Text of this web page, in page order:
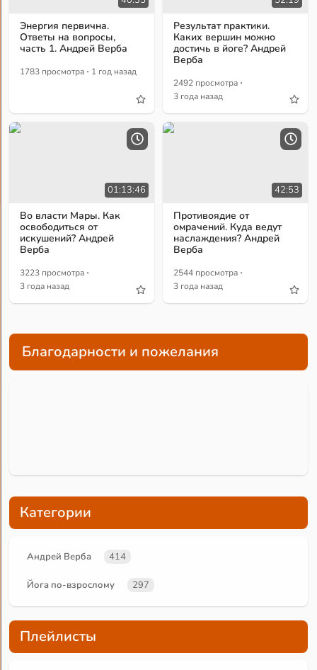
Энергия первична.
Ответы на вопросы,
часть 1. Андрей Верба
1783 просмотра · 1 год назад
Результат практики.
Каких вершин можно
достичь в йоге? Андрей
Верба
2492 просмотра ·
3 года назад
01:13:46
Во власти Мары. Как
освободиться от
искушений? Андрей
Верба
3223 просмотра ·
3 года назад
42:53
Противоядие от
омрачений. Куда ведут
наслаждения? Андрей
Верба
2544 просмотра ·
3 года назад
Благодарности и пожелания
Категории
Андрей Верба 414
Йога по-взрослому 297
Плейлисты